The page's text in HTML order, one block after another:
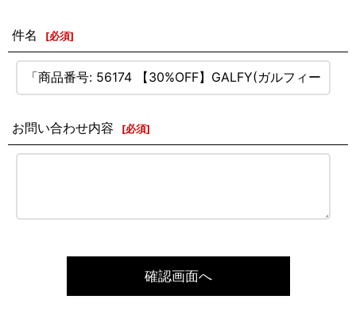
件名 [必須]
お問い合わせ内容 [必須]
確認画面へ